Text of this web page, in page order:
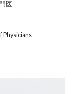
医
Physicians